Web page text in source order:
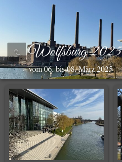
Wolfsburg 2025
vom 06. bis 08. März 2025